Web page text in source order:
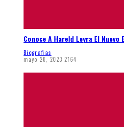
Conoce A Hareld Leyra El Nuevo
Biografias
mayo 20, 2023 2164